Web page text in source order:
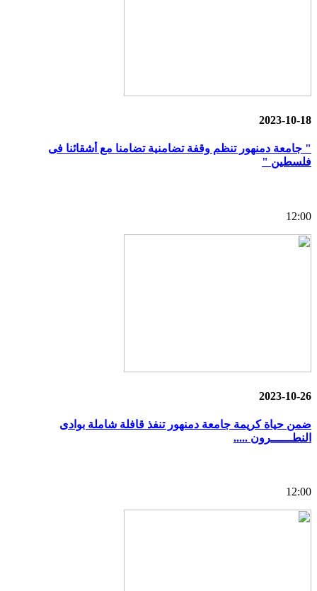
2023-10-18
" جامعة دمنهور تنظم وقفة تضامنية تضامنا مع أشقائنا فى
فلسطين "
12:00
2023-10-26
ضمن حياة كريمة جامعة دمنهور تنفذ قافلة شاملة بوادى
النطــــــرون .....
12:00